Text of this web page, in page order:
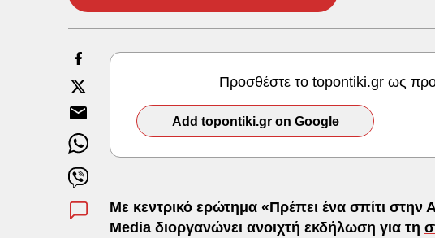
Προσθέστε το topontiki.gr ως
Add topontiki.gr on Google
Με κεντρικό ερώτημα «Πρέπει ένα σπίτι στην
Media διοργανώνει ανοιχτή εκδήλωση για τη